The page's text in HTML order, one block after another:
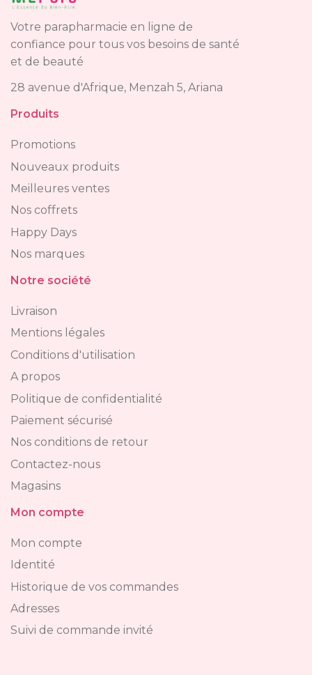
Votre parapharmacie en ligne de
confiance pour tous vos besoins de santé
et de beauté
28 avenue d'Afrique, Menzah 5, Ariana
Produits
Promotions
Nouveaux produits
Meilleures ventes
Nos coffrets
Happy Days
Nos marques
Notre société
Livraison
Mentions légales
Conditions d'utilisation
A propos
Politique de confidentialité
Paiement sécurisé
Nos conditions de retour
Contactez-nous
Magasins
Mon compte
Mon compte
Identité
Historique de vos commandes
Adresses
Suivi de commande invité